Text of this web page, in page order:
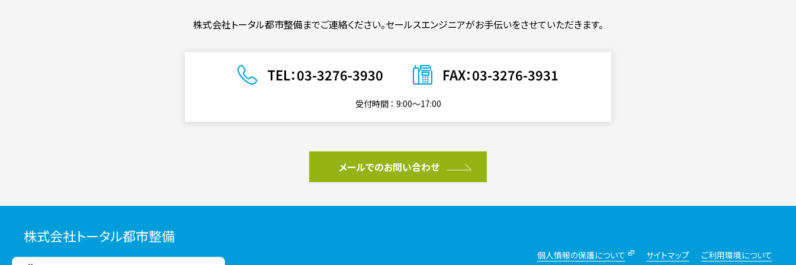
株式会社トータル都市整備までご連絡ください。セールスエンジニアがお手伝いをさせていただきます。
TEL：03-3276-3930 FAX：03-3276-3931
受付時間 ： 9:00〜17:00
メールでのお問い合わせ
株式会社トータル都市整備
個人情報の保護について サイトマップ ご利用環境について